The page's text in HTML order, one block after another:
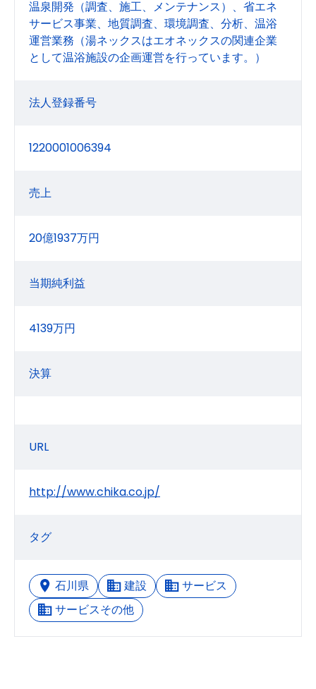
温泉開発（調査、施工、メンテナンス）、省エネ
サービス事業、地質調査、環境調査、分析、温浴
運営業務（湯ネックスはエオネックスの関連企業
として温浴施設の企画運営を行っています。）
法人登録番号
1220001006394
売上
20億1937万円
当期純利益
4139万円
決算
URL
http://www.chika.co.jp/
タグ
石川県 建設
サービス
サービスその他